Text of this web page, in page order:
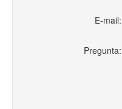
E-mail:
Pregunta: